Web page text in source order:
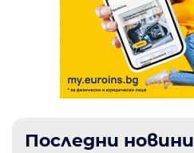
Последни новини